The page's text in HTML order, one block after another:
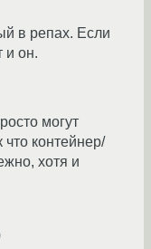
в репах. Если
и он.
могут
что контейнер/
хотя и